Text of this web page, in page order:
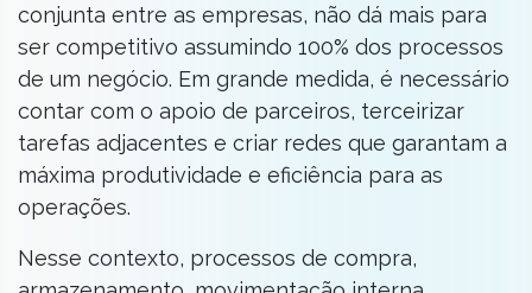
conjunta entre as empresas, não dá mais para
ser competitivo assumindo 100% dos processos
de um negócio. Em grande medida, é necessário
contar com o apoio de parceiros, terceirizar
tarefas adjacentes e criar redes que garantam a
máxima produtividade e eficiência para as
operações.
Nesse contexto, processos de compra,